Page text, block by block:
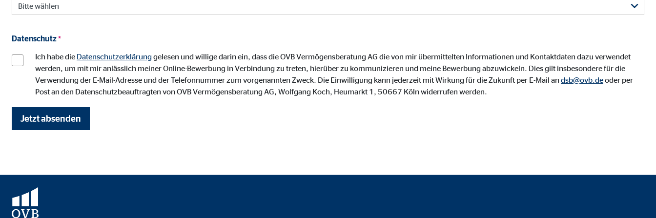
Datenschutz*
Ich habe die Datenschutzerklärung gelesen und willige darin ein, dass die OVB Vermögensberatung AG die von mir übermittelten Informationen und Kontaktdaten dazu verwendet
werden, um mit mir anlässlich meiner Online-Bewerbung in Verbindung zu treten, hierüber zu kommunizieren und meine Bewerbung abzuwickeln. Dies gilt insbesondere für die
Verwendung der E-Mail-Adresse und der Telefonnummer zum vorgenannten Zweck. Die Einwilligung kann jederzeit mit Wirkung für die Zukunft per E-Mail an dsb@ovb.deoder per
Post an den Datenschutzbeauftragten von OVB Vermögensberatung AG, Wolfgang Koch, Heumarkt 1, 50667 Köln widerrufen werden.
Jetzt absenden